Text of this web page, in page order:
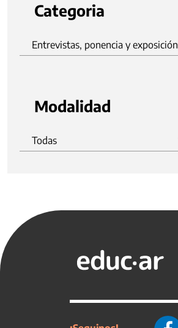
Categoria
Entrevistas, ponencia y exposición
Modalidad
Todas